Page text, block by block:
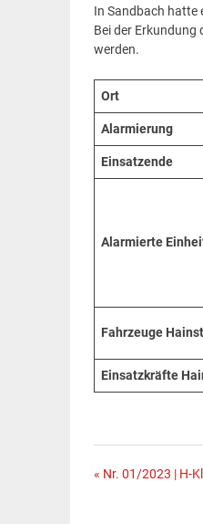
In Sandbach hatte
Bei der Erkundung
werden.
Ort
Alarmierung
Einsatzende
Alarmierte
Fahrzeuge
Einsatzkräfte
« Nr. 01/2023 | H-